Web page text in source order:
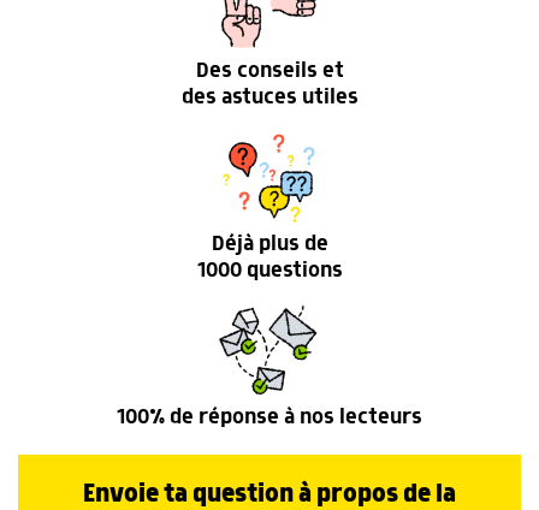
Des conseils et
des astuces utiles
Déjà plus de
1000 questions
100% de réponse à nos lecteurs
Envoie ta question à propos de la